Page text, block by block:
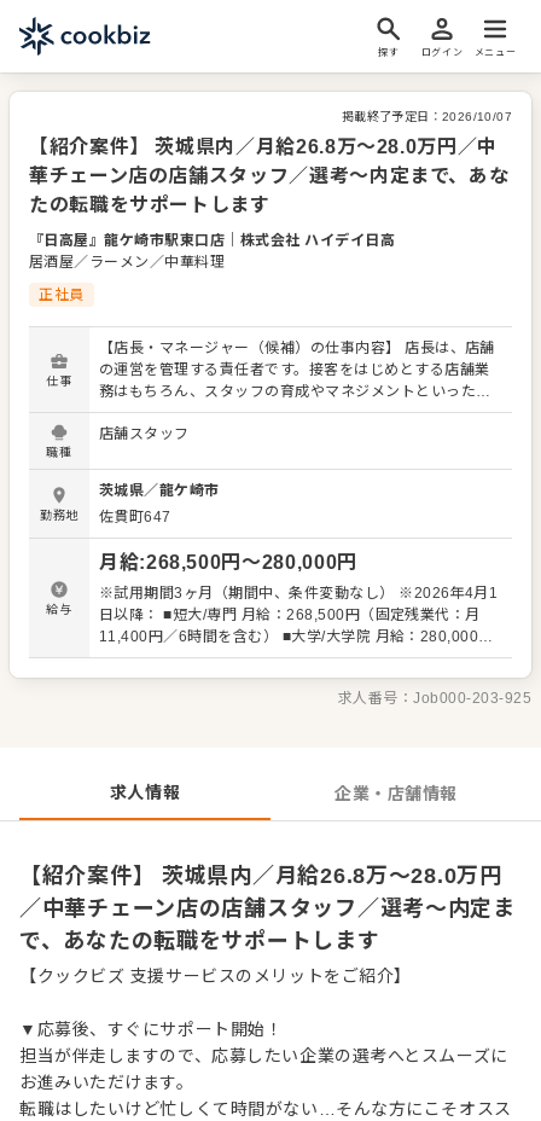
探す ログイン メニュー
掲載終了予定日： 2026/10/07
【紹介案件】 茨城県内／月給26.8万～28.0万円／中
華チェーン店の店舗スタッフ／選考～内定まで、あな
たの転職をサポートします
『日高屋』龍ケ崎市駅東口店
株式会社 ハイデイ日高
居酒屋／ラーメン／中華料理
正社員
仕事
【店長・マネージャー（候補）の仕事内容】 店長は、店舗
の運営を管理する責任者です。接客をはじめとする店舗業
務はもちろん、スタッフの育成やマネジメントといった重
要な役割を担います。メインとなるのは、販促イベントや
キャンペーンの企画なども含め、売上に繋げていくことで
【具体的には…】 ・ホール、キッチンの全体管理 ・予約管
理、電話対応 ・接客、サービス全般 ・売上管理、在庫管理
・スタッフの育成やマネジメント、シフト管理 など 入社
後はスキルに合わせた業務からお任せしますので、徐々に
仕事の幅を広げていきましょう。成長をしっかりサポート
しますので、経験に関わらず安心してスタートできる環境
です。 ゆくゆくはさらにステップアップなどめざせます。
職種
店舗スタッフ
勤務地
茨城県／龍ケ崎市
佐貫町647
給与
月給:268,500円〜280,000円
※試用期間3ヶ月（期間中、条件変動なし） ※2026年4月1
日以降： ■短大/専門 月給：268,500円（固定残業代：月
11,400円／6時間を含む） ■大学/大学院 月給：280,000円
（固定残業代：11,900円／6時間含む） ＊固定残業代は残
業がない場合も支給し、超過する場合は別途支給
求人番号：Job000-203-925
求人情報 企業・店舗情報
【紹介案件】 茨城県内／月給26.8万～28.0万円
／中華チェーン店の店舗スタッフ／選考～内定ま
で、あなたの転職をサポートします
【クックビズ 支援サービスのメリットをご紹介】
▼応募後、すぐにサポート開始！
担当が伴走しますので、応募したい企業の選考へとスムーズに
お進みいただけます。
転職はしたいけど忙しくて時間がない…そんな方にこそオスス